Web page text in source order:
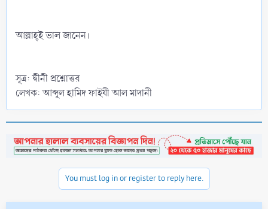
আল্লাহ্‌ই ভাল জানেন।
সূত্র: দ্বীনী প্রশ্নোত্তর
লেখক: আব্দুল হামিদ ফাইযী আল মাদানী
You must log in or register to reply here.